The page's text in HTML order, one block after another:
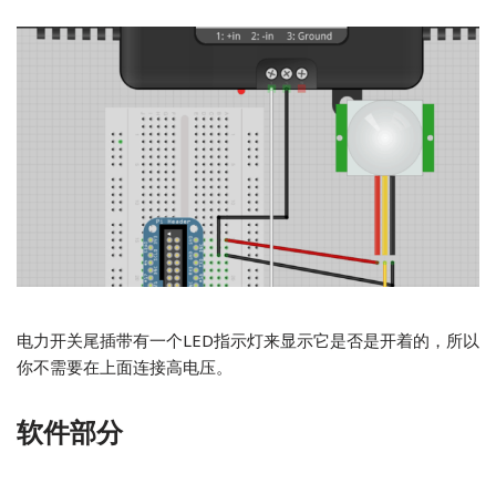
电力开关尾插带有一个LED指示灯来显示它是否是开着的，所以
你不需要在上面连接高电压。
软件部分